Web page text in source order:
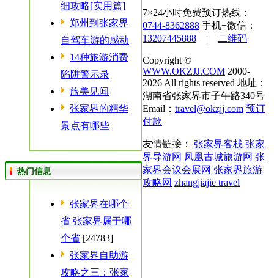
细攻略[实用篇]
郑州到张家界
自驾车游的感动
14种旅游消费
陷阱警示录
旅美见闻
张家界的精华
景点有哪些
热门信息
张家界在哪个
省 张家界属于哪
个省 [24783]
张家界自助游
攻略之三：张家
7×24小时免费预订热线：
0744-8362888 手机+微信：
13207445888 | 二维码
Copyright ©
WWW.OKZJJ.COM 2000-
2026 All rights reserved 地址：
湖南省张家界市子午路340号
Email： travel@okzjj.com 预订
付款
友情链接： 张家界客栈 张家
界导游网 凤凰古城旅游网 张
家界会议会展网 张家界旅游
攻略网 zhangjiajie travel